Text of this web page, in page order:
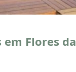
em Flores da